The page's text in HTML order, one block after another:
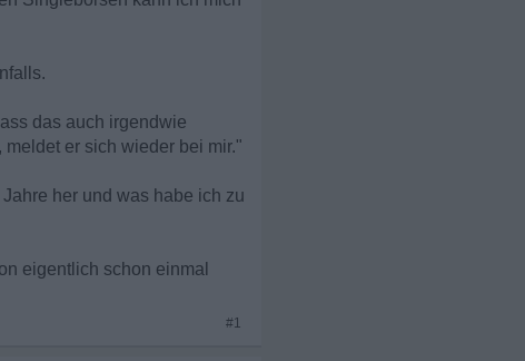
das auch irgendwie
er sich wieder bei mir."
her und was habe ich zu
eigentlich schon einmal
#1